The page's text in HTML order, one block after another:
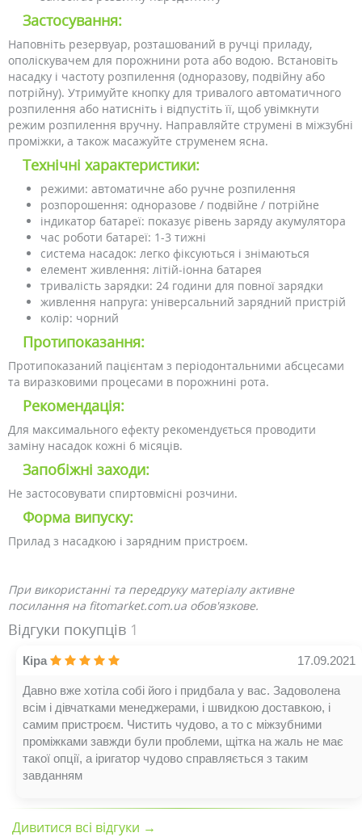
Застосування:
Наповніть резервуар, розташований в ручці приладу,
ополіскувачем для порожнини рота або водою. Встановіть
насадку і частоту розпилення (одноразову, подвійну або
потрійну). Утримуйте кнопку для тривалого автоматичного
розпилення або натисніть і відпустіть її, щоб увімкнути
режим розпилення вручну. Направляйте струмені в міжзубні
проміжки, а також масажуйте струменем ясна.
Технічні характеристики:
режими: автоматичне або ручне розпилення
розпорошення: одноразове / подвійне / потрійне
індикатор батареї: показує рівень заряду акумулятора
час роботи батареї: 1-3 тижні
система насадок: легко фіксуються і знімаються
елемент живлення: літій-іонна батарея
тривалість зарядки: 24 години для повної зарядки
живлення напруга: універсальний зарядний пристрій
колір: чорний
Протипоказання:
Протипоказаний пацієнтам з періодонтальними абсцесами
та виразковими процесами в порожнині рота.
Рекомендація:
Для максимального ефекту рекомендується проводити
заміну насадок кожні 6 місяців.
Запобіжні заходи:
Не застосовувати спиртовмісні розчини.
Форма випуску:
Прилад з насадкою і зарядним пристроєм.
При використанні та передруку матеріалу активне
посилання на fitomarket.com.ua обов'язкове.
Відгуки покупців 1
Кіра 17.09.2021
Давно вже хотіла собі його і придбала у вас. Задоволена
всім і дівчатками менеджерами, і швидкою доставкою, і
самим пристроєм. Чистить чудово, а то с міжзубними
проміжками завжди були проблеми, щітка на жаль не має
такої опції, а іригатор чудово справляється з таким
завданням
Дивитися всі відгуки →